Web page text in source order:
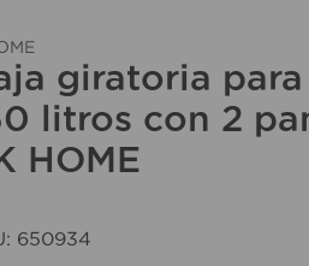
giratoria para
litros con 2
HOME
: 650934